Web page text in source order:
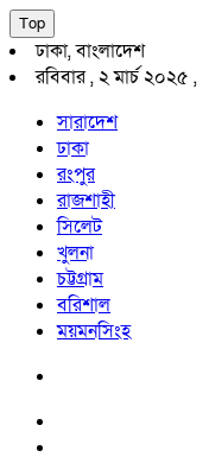
Top
ঢাকা, বাংলাদেশ
রবিবার , ২ মার্চ ২০২৫ ,
সারাদেশ
ঢাকা
রংপুর
রাজশাহী
সিলেট
খুলনা
চট্টগ্রাম
বরিশাল
ময়মনসিংহ